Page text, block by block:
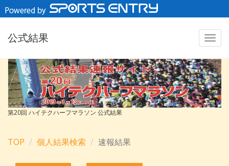
公式結果
第20回 ハイテクハーフマラソン 公式結果
TOP 個人結果検索 速報結果